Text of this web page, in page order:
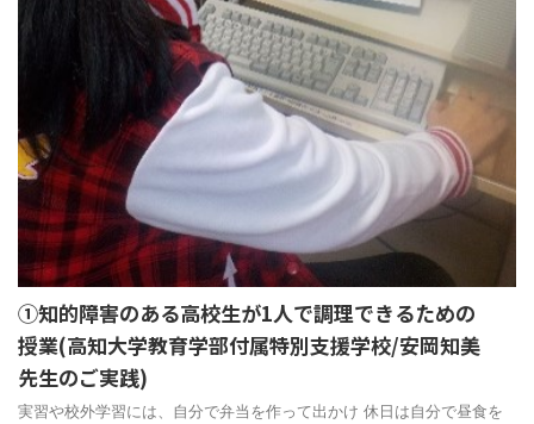
①知的障害のある高校生が1人で調理できるための
授業(高知大学教育学部付属特別支援学校/安岡知美
先生のご実践)
実習や校外学習には、自分で弁当を作って出かけ 休日は自分で昼食を